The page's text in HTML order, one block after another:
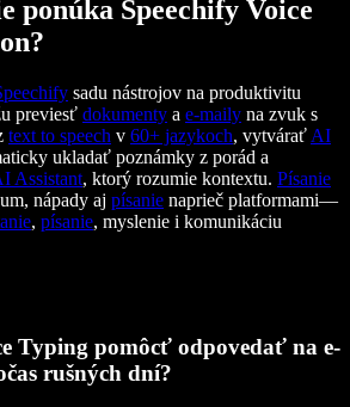
ponúka Speechify Voice
sadu nástrojov na produktivitu
previesť dokumenty a e-maily na zvuk s
text to speech v 60+ jazykoch, vytvárať AI
ukladať poznámky z porád a
Assistant, ktorý rozumie kontextu. Písanie
nápady aj písanie naprieč platformami—
, písanie, myslenie i komunikáciu
Typing pomôcť odpovedať na e-
rušných dní?